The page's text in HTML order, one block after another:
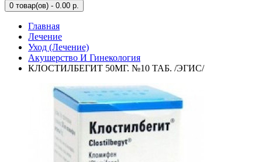
0 товар(ов) - 0.00 р.
Главная
Лечение
Уход (Лечение)
Акушерство И Гинекология
КЛОСТИЛБЕГИТ 50МГ. №10 ТАБ. /ЭГИС/